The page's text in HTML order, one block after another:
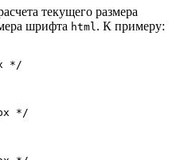
текущего размера
шрифта html . К примеру:
*/
*/